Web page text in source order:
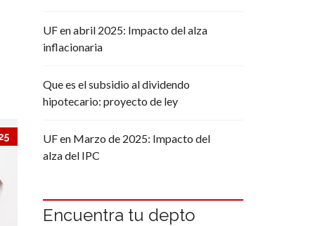
UF en abril 2025: Impacto del alza
inflacionaria
Que es el subsidio al dividendo
hipotecario: proyecto de ley
UF en Marzo de 2025: Impacto del
alza del IPC
Encuentra tu depto